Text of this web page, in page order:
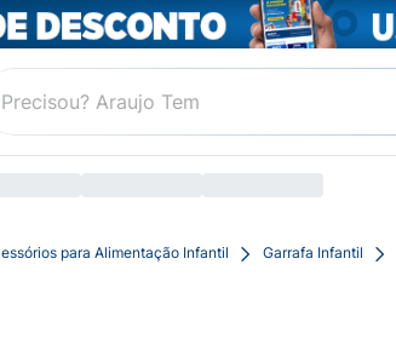
para Alimentação Infantil Garrafa Infantil